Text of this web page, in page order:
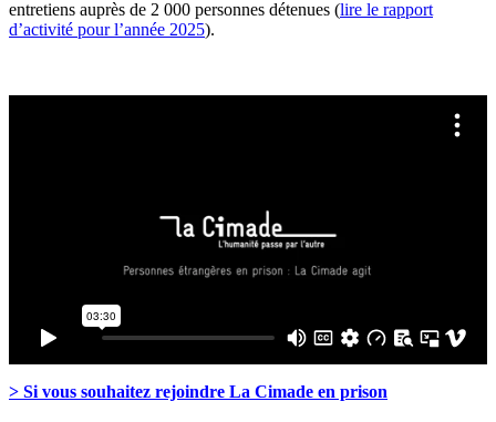
entretiens auprès de 2 000 personnes détenues (lire le rapport
d’activité pour l’année 2025).
> Si vous souhaitez rejoindre La Cimade en prison